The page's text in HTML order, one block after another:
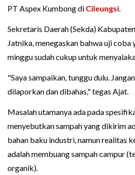
PT Aspex Kumbong di Cileungsi.
Sekretaris Daerah (Sekda)
Jatnika, menegaskan bahwa uji coba
minggu sudah cukup untuk
"Saya sampaikan, tunggu dulu.
dilaporkan dan dibahas," tegas Ajat.
Masalah utamanya ada pada
menyebutkan sampah yang dikirim
bahan baku industri, namun realitas
adalah membuang sampah campur
organik).